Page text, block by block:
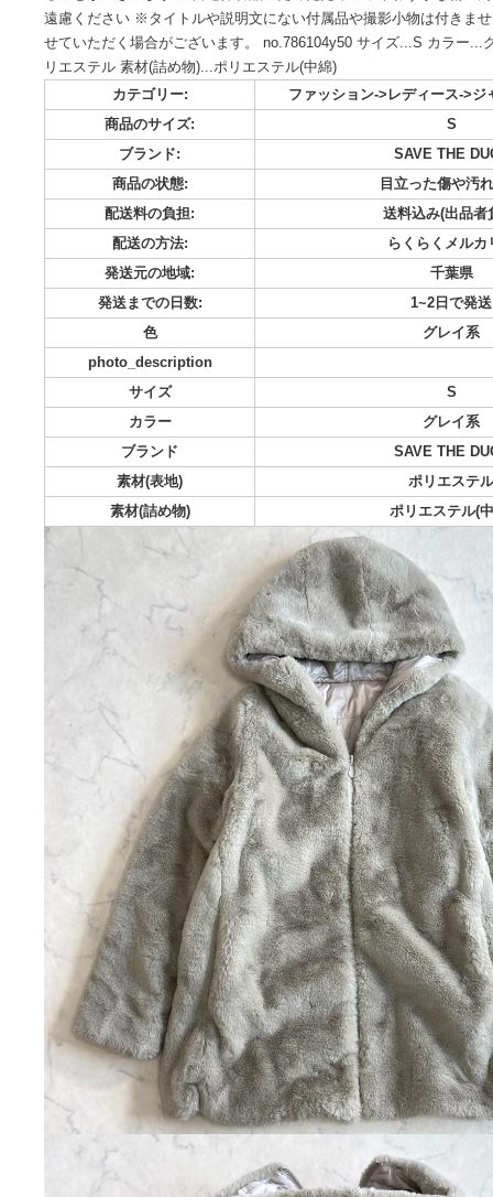
ポリエステル100% 他にもお洋服出品していますのでご覧く
方法 発送は匿名配送で、梱包サイズによって選択させたいた
方法がある場合は、ご連絡頂ければ対応いたします。 ご質問
ください^^ ※計測値の多少の誤差はご了承ください ※色味は
ることがございます ※自宅保管品のためたたみジワやわずか
遠慮ください ※タイトルや説明文にない付属品や撮影小物
せていただく場合がございます。 no.786104y50 サイズ...S
リエステル 素材(詰め物)...ポリエステル(中綿)
カテゴリー:
ファッション->レディ
商品のサイズ:
ブランド:
SAVE
商品の状態:
目立った
配送料の負担:
配送の方法:
らくら
発送元の地域:
発送までの日数:
1~2
色
グ
photo_description
ブランド
SAVE
素材(表地)
ポリ
素材(詰め物)
ポリエ